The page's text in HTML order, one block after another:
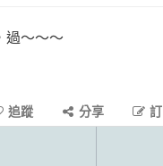
過～～～
追蹤 分享